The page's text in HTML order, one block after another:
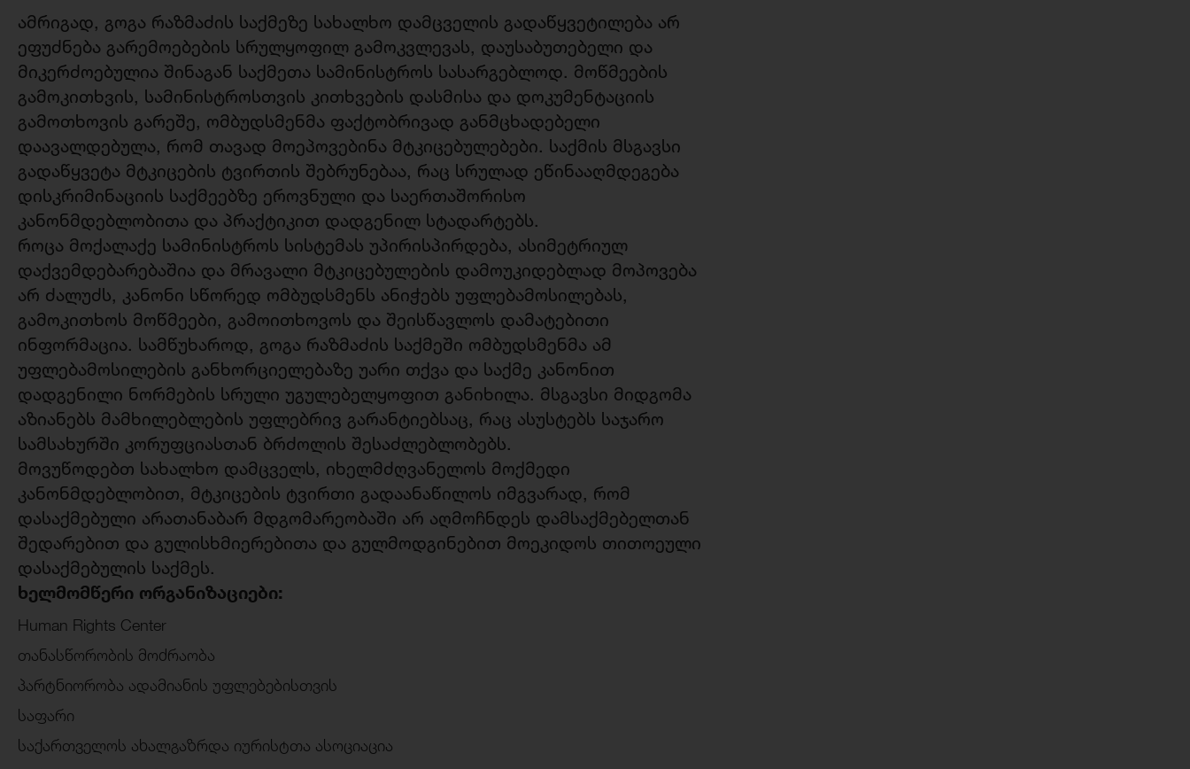
ამრიგად, გოგა რაზმაძის საქმეზე სახალხო დამცველის გადაწყვეტილება არ
ეფუძნება გარემოებების სრულყოფილ გამოკვლევას, დაუსაბუთებელი და
მიკერძოებულია შინაგან საქმეთა სამინისტროს სასარგებლოდ. მოწმეების
გამოკითხვის, სამინისტროსთვის კითხვების დასმისა და დოკუმენტაციის
გამოთხოვის გარეშე, ომბუდსმენმა ფაქტობრივად განმცხადებელი
დაავალდებულა, რომ თავად მოეპოვებინა მტკიცებულებები. საქმის მსგავსი
გადაწყვეტა მტკიცების ტვირთის შებრუნებაა, რაც სრულად ეწინააღმდეგება
დისკრიმინაციის საქმეებზე ეროვნული და საერთაშორისო
კანონმდებლობითა და პრაქტიკით დადგენილ სტადარტებს.
როცა მოქალაქე სამინისტროს სისტემას უპირისპირდება, ასიმეტრიულ
დაქვემდებარებაშია და მრავალი მტკიცებულების დამოუკიდებლად მოპოვება
არ ძალუძს, კანონი სწორედ ომბუდსმენს ანიჭებს უფლებამოსილებას,
გამოკითხოს მოწმეები, გამოითხოვოს და შეისწავლოს დამატებითი
ინფორმაცია. სამწუხაროდ, გოგა რაზმაძის საქმეში ომბუდსმენმა ამ
უფლებამოსილების განხორციელებაზე უარი თქვა და საქმე კანონით
დადგენილი ნორმების სრული უგულებელყოფით განიხილა. მსგავსი მიდგომა
აზიანებს მამხილებლების უფლებრივ გარანტიებსაც, რაც ასუსტებს საჯარო
სამსახურში კორუფციასთან ბრძოლის შესაძლებლობებს.
მოვუწოდებთ სახალხო დამცველს, იხელმძღვანელოს მოქმედი
კანონმდებლობით, მტკიცების ტვირთი გადაანაწილოს იმგვარად, რომ
დასაქმებული არათანაბარ მდგომარეობაში არ აღმოჩნდეს დამსაქმებელთან
შედარებით და გულისხმიერებითა და გულმოდგინებით მოეკიდოს თითოეული
დასაქმებულის საქმეს.
ხელმომწერი ორგანიზაციები:
Human Rights Center
თანასწორობის მოძრაობა
პარტნიორობა ადამიანის უფლებებისთვის
საფარი
საქართველოს ახალგაზრდა იურისტთა ასოციაცია